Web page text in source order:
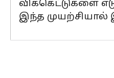
விக்கெட்டுகளை
இந்த முயற்சியால்